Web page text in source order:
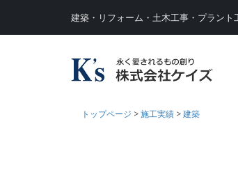
建築・リフォーム・土木工事・プラン
トップページ >施工実績 >建築